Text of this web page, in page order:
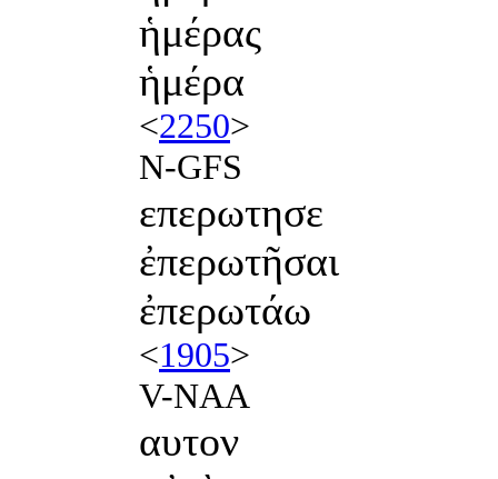
ἡμέρας
ἡμέρα
<2250>
N-GFS
επερωτησε
ἐπερωτῆσαι
ἐπερωτάω
<1905>
V-NAA
αυτον